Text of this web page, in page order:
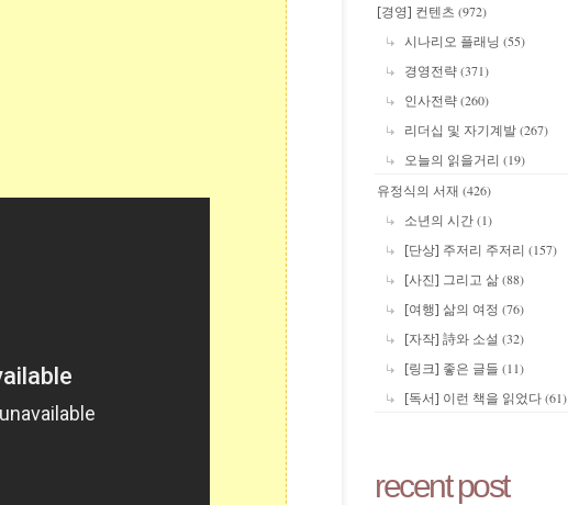
[경영] 컨텐츠 (972)
시나리오 플래닝 (55)
경영전략(371)
인사전략(260)
리더십 및 자기계발(267)
오늘의 읽을거리 (19)
유정식의 서재 (426)
소년의 시간(1)
[단상] 주저리 주저리 (157)
[사진] 그리고 삶(88)
[여행] 삶의 여정 (76)
[자작] 詩와 소설 (32)
[링크] 좋은 글들 (11)
[독서] 이런 책을 읽었다(61)
recent post